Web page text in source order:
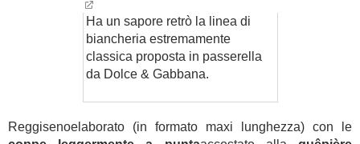
Ha un sapore retrò la linea di
biancheria estremamente
classica proposta in passerella
da Dolce & Gabbana.
Reggisenoelaborato (in formato maxi lunghezza) con le